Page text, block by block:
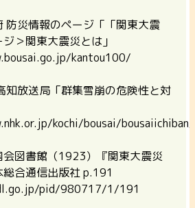
防災情報のページ「「関東大震
＞関東大震災とは」
kantou100/
知放送局「群集雪崩の危険性と対
kochi/bousai/
会図書館（1923）『関東大震災
合通信出版社 p.191
pid/980717/1/191